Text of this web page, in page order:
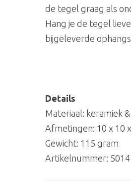
de tegel graag als
Hang je de tegel
bijgeleverde
Details
Materiaal: keramiek
Afmetingen: 10 x 10
Gewicht: 115 gram
Artikelnummer: